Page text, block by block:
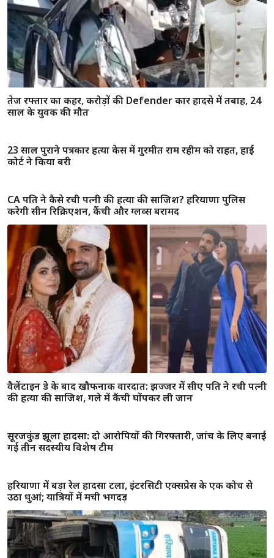
तेज रफ्तार का कहर, करोड़ों की Defender कार हादसे में तबाह, 24
साल के युवक की मौत
23 साल पुराने पत्रकार हत्या केस में गुरमीत राम रहीम को राहत, हाई
कोर्ट ने किया बरी
करेगी सीन रिक्रिएशन, कैंची और ग्लव्स बरामद